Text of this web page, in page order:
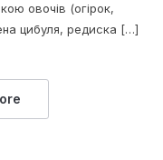
овочів (огірок,
цибуля, редиска […]